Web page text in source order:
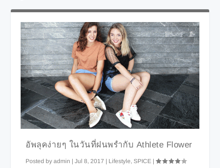
อัพลุคง่ายๆ ในวันที่ฝนพรำกับ Athlete Flower
Posted byadmin |Jul 8, 2017 | Lifestyle,SPICE |